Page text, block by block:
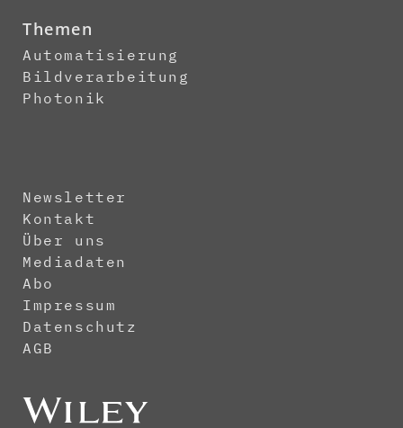
Themen
Automatisierung
Bildverarbeitung
Photonik
Newsletter
Kontakt
Über uns
Mediadaten
Abo
Impressum
Datenschutz
AGB